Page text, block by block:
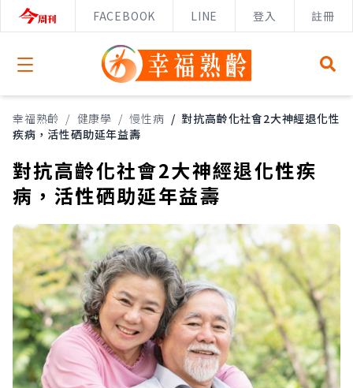
FACEBOOK LINE 登入 註冊
Open menu
幸福熟齡 / 健康學 / 慢性病 / 對抗高齡化社會2大神經退化性
疾病，活性硒助延年益壽
對抗高齡化社會2大神經退化性疾
病，活性硒助延年益壽